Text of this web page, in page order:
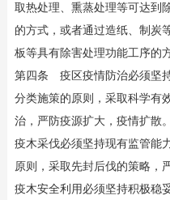
取热处理、熏蒸处理等可达到
的方式，或者通过造纸、制炭
板等具有除害处理功能工序的
第四条 疫区疫情防治必须坚
分类施策的原则，采取科学有
治，严防疫源扩大，疫情扩散。
疫木采伐必须坚持现有监管能
原则，采取先封后伐的策略，
疫木安全利用必须坚持积极稳